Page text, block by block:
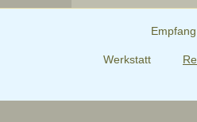
Empfang
Werkstatt